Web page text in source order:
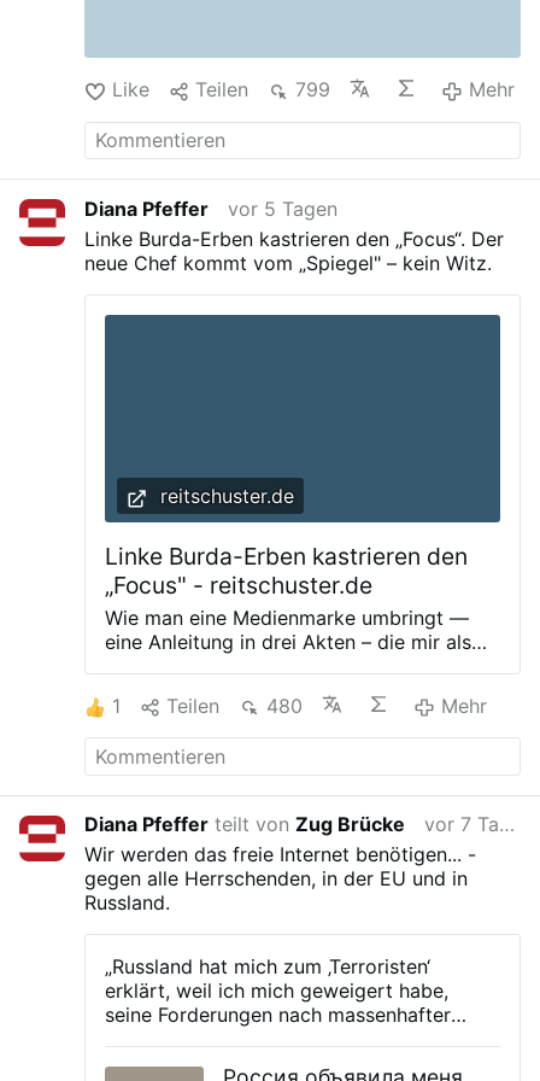
Like Teilen 799 Mehr
Diana Pfeffer
vor 5 Tagen
Linke Burda-Erben kastrieren den „Focus“. Der
neue Chef kommt vom „Spiegel" – kein Witz.
reitschuster.de
Linke Burda-Erben kastrieren den
„Focus" - reitschuster.de
Wie man eine Medienmarke umbringt —
eine Anleitung in drei Akten – die mir als
gearbeitet hat, besonders wehtut. 1993 hat
Hubert Burda den Spiegel
herausgefordert. Mit dem „Focus“. Mit
Fakten statt linkem
belehrend. Das Resultat: Eine Million Leser.
Eine Erfolgsgeschichte. Heute ist Focus
bei 192.000 Exemplaren. Minus 9 Prozent
allein im letzten Quartal. Und auch diese
Zahl ist fragwürdig. Dazu unten mehr. Was
ist passiert? Akt 1: Der Patriarch wird älter,
die Erben werden wacher. Lisa und Jacob
Burda übernehmen Anfang 2025 die
operative Verantwortung im Verlag. Beide
sind politisch weit links von der Mitte: Das
ist in einer Demokratie ihr gutes Recht, und
gerade bei Kindern, die sehr reich
1 Teilen 480 Mehr
Diana Pfeffer teilt vonZug Brücke
vor 7 Tagen
Wir werden das freie Internet benötigen... -
gegen alle Herrschenden, in der EU und in
Russland.
„Russland hat mich zum ‚Terroristen‘
erklärt, weil ich mich geweigert habe,
seine Forderungen nach massenhafter
erfüllen. Nach russischem Gesetz ist es mir